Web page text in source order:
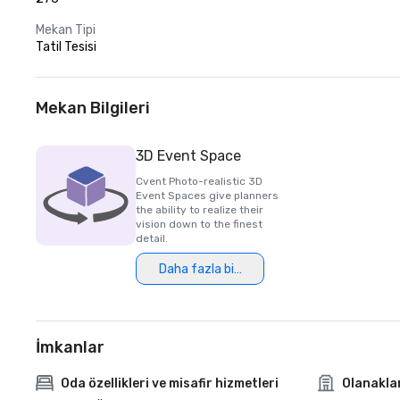
Mekan Tipi
Tatil Tesisi
Mekan Bilgileri
3D Event Space
Cvent Photo-realistic 3D
Event Spaces give planners
the ability to realize their
vision down to the finest
detail.
Daha fazla bilgi
İmkanlar
Oda özellikleri ve misafir hizmetleri